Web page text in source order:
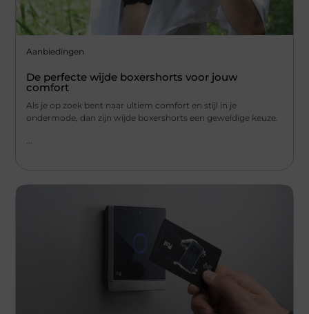
Aanbiedingen
De perfecte wijde boxershorts voor jouw
comfort
Als je op zoek bent naar ultiem comfort en stijl in je
ondermode, dan zijn wijde boxershorts een geweldige keuze.